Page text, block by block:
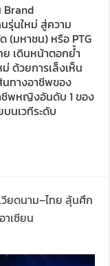
Brand
รุ่นใหม่ สู่ความ
(มหาชน) หรือ PTG
เดินหน้าตอกย้ำ
ด้วยการเล็งเห็น
นทางอาชีพของ
ชีพหญิงอันดับ 1 ของ
บนเวทีระดับ
ยดนาม–ไทย ลุ้นศึก
เซียน